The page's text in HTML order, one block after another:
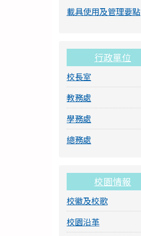
載具使用及管理要點
行政單位
校長室
教務處
學務處
總務處
校園情報
校徽及校歌
校園沿革